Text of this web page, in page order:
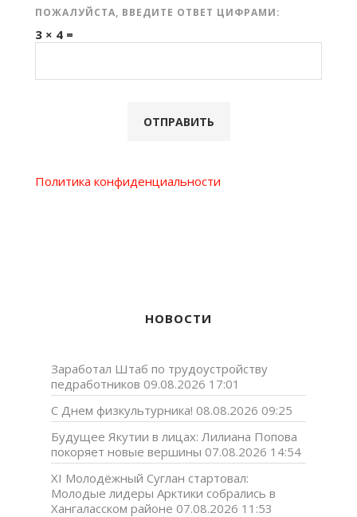
ПОЖАЛУЙСТА, ВВЕДИТЕ ОТВЕТ ЦИФРАМИ:
3 × 4 =
Политика конфиденциальности
НОВОСТИ
Заработал Штаб по трудоустройству
педработников 09.08.2026 17:01
С Днем физкультурника! 08.08.2026 09:25
Будущее Якутии в лицах: Лилиана Попова
покоряет новые вершины 07.08.2026 14:54
XI Молодёжный Суглан стартовал:
Молодые лидеры Арктики собрались в
Хангаласском районе 07.08.2026 11:53